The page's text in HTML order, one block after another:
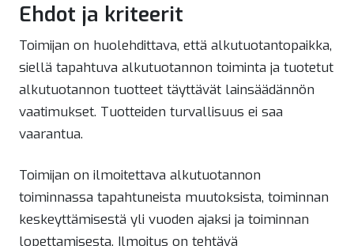
Ehdot ja kriteerit
Toimijan on huolehdittava, että alkutuotantopaikka,
siellä tapahtuva alkutuotannon toiminta ja tuotetut
alkutuotannon tuotteet täyttävät lainsäädännön
vaatimukset. Tuotteiden turvallisuus ei saa
vaarantua.
Toimijan on ilmoitettava alkutuotannon
toiminnassa tapahtuneista muutoksista, toiminnan
keskeyttämisestä yli vuoden ajaksi ja toiminnan
lopettamisesta. Ilmoitus on tehtävä